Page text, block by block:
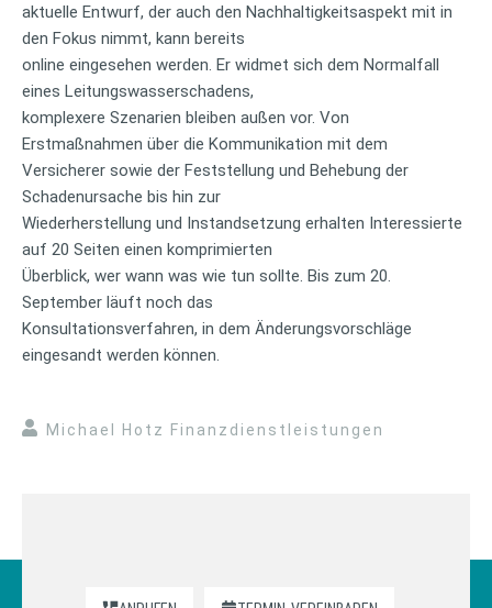
aktuelle Entwurf, der auch den Nachhaltigkeitsaspekt mit in
den Fokus nimmt, kann bereits
online eingesehen werden. Er widmet sich dem Normalfall
eines Leitungswasserschadens,
komplexere Szenarien bleiben außen vor. Von
Erstmaßnahmen über die Kommunikation mit dem
Versicherer sowie der Feststellung und Behebung der
Schadenursache bis hin zur
Wiederherstellung und Instandsetzung erhalten Interessierte
auf 20 Seiten einen komprimierten
Überblick, wer wann was wie tun sollte. Bis zum 20.
September läuft noch das
Konsultationsverfahren, in dem Änderungsvorschläge
eingesandt werden können.
Michael Hotz Finanzdienstleistungen